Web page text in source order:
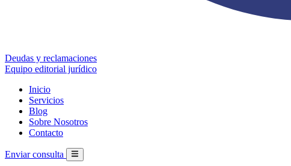
Deudas y reclamaciones
Equipo editorial jurídico
Inicio
Servicios
Blog
Sobre Nosotros
Contacto
Enviar consulta